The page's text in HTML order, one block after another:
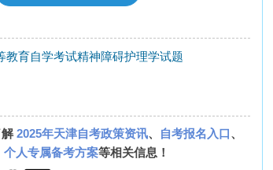
教育自学考试精神障碍护理学试题
解2025年天津自考政策资讯、 自考报名入口、
个人专属备考方案等相关信息！